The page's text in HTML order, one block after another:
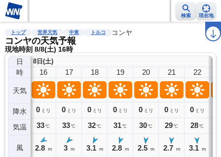
検索 現在地
雨雲レーダー 台風情報 地震情報 警報・注意報 ラ
トップ 世界天気 中東 トルコ コンヤ
コンヤの天気予報
現地時刻 8/8(土) 16時
日
時
天気
降水
気温
風
8日(土)
16
0 ミリ
33℃
2.8 m
17
0 ミリ
33℃
3 m
18
0 ミリ
32℃
3.1 m
19
0 ミリ
31℃
2.8 m
20
0 ミリ
30℃
2.5 m
21
0 ミリ
29℃
2.7 m
22
0 ミリ
28℃
3.1 m